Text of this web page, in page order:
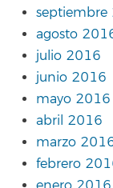
septiembre
agosto
julio 2016
junio 2016
mayo 2016
abril 2016
marzo
febrero